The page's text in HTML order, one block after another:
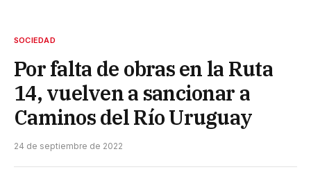
SOCIEDAD
Por falta de obras en la Ruta
14, vuelven a sancionar a
Caminos del Río Uruguay
24 de septiembre de 2022